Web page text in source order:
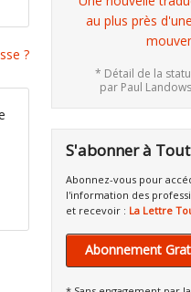
?
au plus près
* Détail de la
par Paul
S'abonner à
Abonnez-vous pour
l'information des
et recevoir : La Lettre
Abonnement